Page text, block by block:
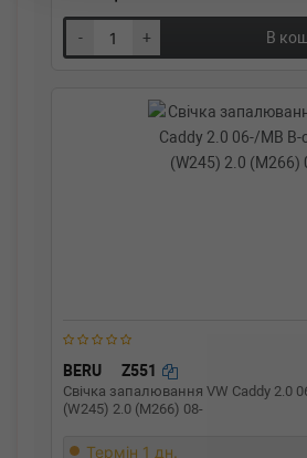
- + В
BERU Z551
Свічка запалювання VW Caddy 2.0
(W245) 2.0 (M266) 08-
Термін 1 дн.